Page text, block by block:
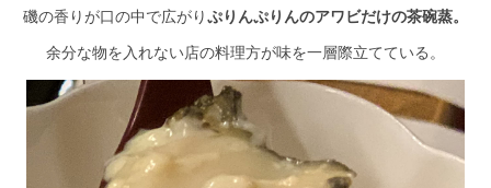
磯の香りが口の中で広がり ぷりんぷりんのアワビだけの茶碗蒸。
余分な物を入れない店の料理方が味を一層際立てている。